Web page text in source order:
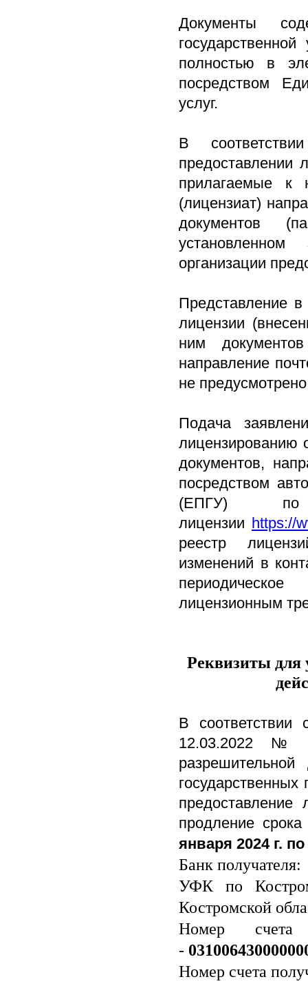
Документы
полностью в
посредством
услуг.
В
предоставлении
прилагаемые к
(лицензиат)
документов
организации
Представление
лицензии
ним
направление
не
Подача
лицензированию
документов,
посредством
(ЕПГУ) по
лицензии https://
реестр
изменений в
лицензионным
Реквизиты для
В соответствии
12.03.2022 №
предоставление
продление
января 2024 г.
Банк получателя:
УФК по
Костромской
Номер счета
-
Номер счета